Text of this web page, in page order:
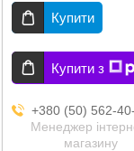
Купити
Купити з
+380 (50) 562-
Менеджер
магазину